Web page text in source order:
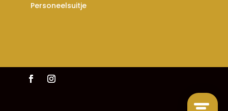
Personeelsuitje